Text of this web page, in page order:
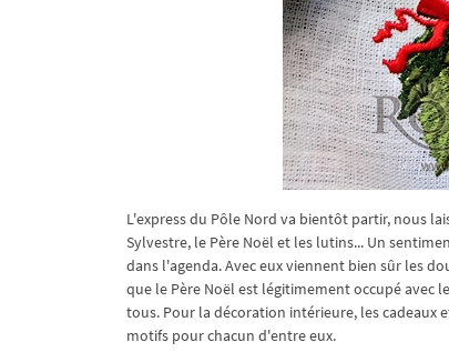
L'express du Pôle Nord va bientôt partir, nous
Sylvestre, le Père Noël et les lutins... Un
dans l'agenda. Avec eux viennent bien sûr les
que le Père Noël est légitimement occupé avec
tous. Pour la décoration intérieure, les
motifs pour chacun d'entre eux.